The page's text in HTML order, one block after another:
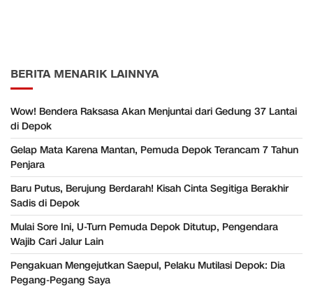
BERITA MENARIK LAINNYA
Wow! Bendera Raksasa Akan Menjuntai dari Gedung 37 Lantai
di Depok
Gelap Mata Karena Mantan, Pemuda Depok Terancam 7 Tahun
Penjara
Baru Putus, Berujung Berdarah! Kisah Cinta Segitiga Berakhir
Sadis di Depok
Mulai Sore Ini, U-Turn Pemuda Depok Ditutup, Pengendara
Wajib Cari Jalur Lain
Pengakuan Mengejutkan Saepul, Pelaku Mutilasi Depok: Dia
Pegang-Pegang Saya